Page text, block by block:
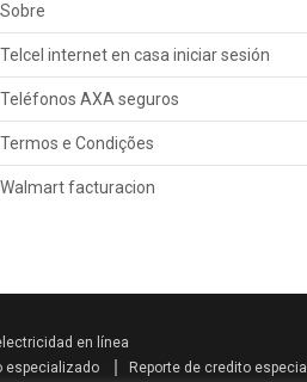
Sobre
Telcel internet en casa iniciar sesión
Teléfonos AXA seguros
Termos e Condições
Walmart facturacion
en línea
especializado Reporte de credito especial